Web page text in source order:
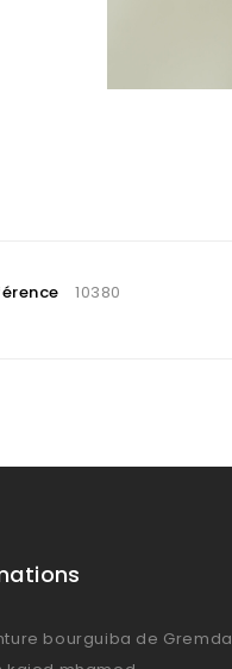
10380
bourguiba de Gremda